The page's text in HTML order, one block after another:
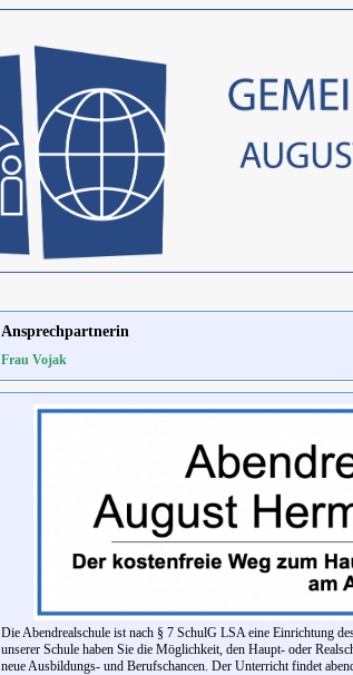
Ansprechpartnerin
Frau Vojak
Die Abendrealschule ist nach § 7 SchulG LSA eine Einrichtung
unserer Schule haben Sie die Möglichkeit, den Haupt- oder
neue Ausbildungs- und Berufschancen. Der Unterricht findet